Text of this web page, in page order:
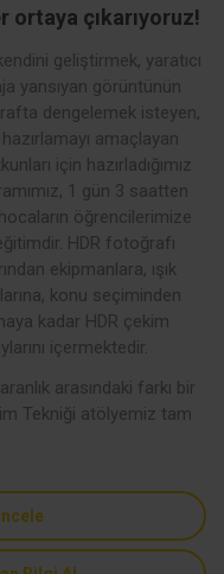
ortaya çıkarıyoruz!
geliştirmek, yaratıcı
yansıyan görüntünün
dengelemek isteyen,
amaçlayan
için hazırladığımız
1 gün 3 saatten
öğrencilerimize
HDR fotoğrafı
ekipmanlara, ışık
konu seçiminden
kadar HDR çekim
içermektedir.
arasındaki farkı bir
Tekniği atölyemiz tam